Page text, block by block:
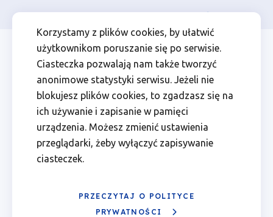
Korzystamy z plików cookies, by ułatwić
użytkownikom poruszanie się po serwisie.
Ciasteczka pozwalają nam także tworzyć
anonimowe statystyki serwisu. Jeżeli nie
blokujesz plików cookies, to zgadzasz się na
ich używanie i zapisanie w pamięci
urządzenia. Możesz zmienić ustawienia
przeglądarki, żeby wyłączyć zapisywanie
ciasteczek.
PRZECZYTAJ O POLITYCE
PRYWATNOŚCI
Działanie
6.10
Aktywna
integracja
Europejskie
Przejdź
głównej
nawigacji
Przejdź
wyszukiwarki
Przejdź
zawartości
strony
Przejdź
stopki
Menu
Header
Top
Osoba prywatna Firma
Menu
top
left
Wojewódzki Urząd Pracy w Poznaniu jako Instytucja
Pośrednicząca Programu Fundusze Europejskie dla
Wielkopolski na lata 2021 - 2027 z dniem 12.09.2025 r.
ogłasza nabór wniosków o dofinansowanie projektów
opublikowane przez Urząd Marszałkowski
Województwa Wielkopolskiego.